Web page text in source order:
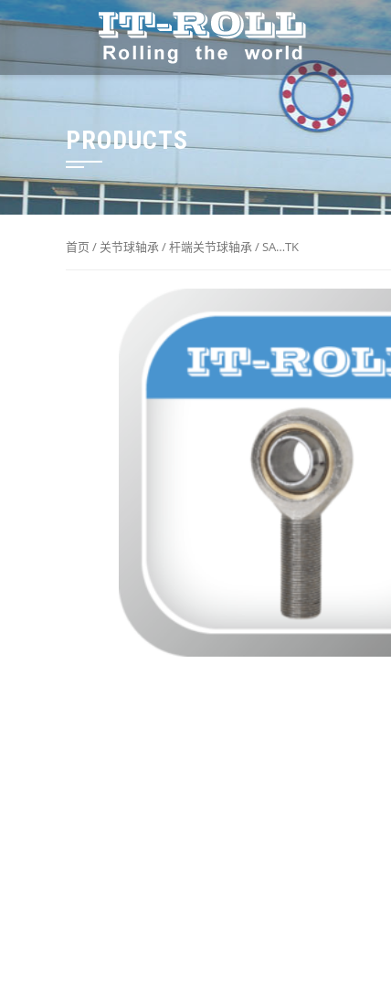
PRODUCTS
首页 / 关节球轴承/杆端关节球轴承/ SA…TK